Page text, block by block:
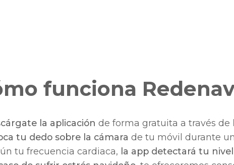
funciona
la aplicación de forma gratuita a través de
tu dedo sobre la cámara de tu móvil durante
tu frecuencia cardiaca, la app detectará tu